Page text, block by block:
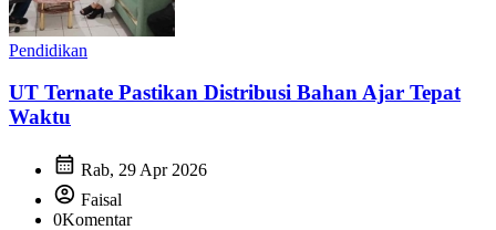
Pendidikan
UT Ternate Pastikan Distribusi Bahan Ajar Tepat
Waktu
calendar_month Rab, 29 Apr 2026
account_circle Faisal
0Komentar